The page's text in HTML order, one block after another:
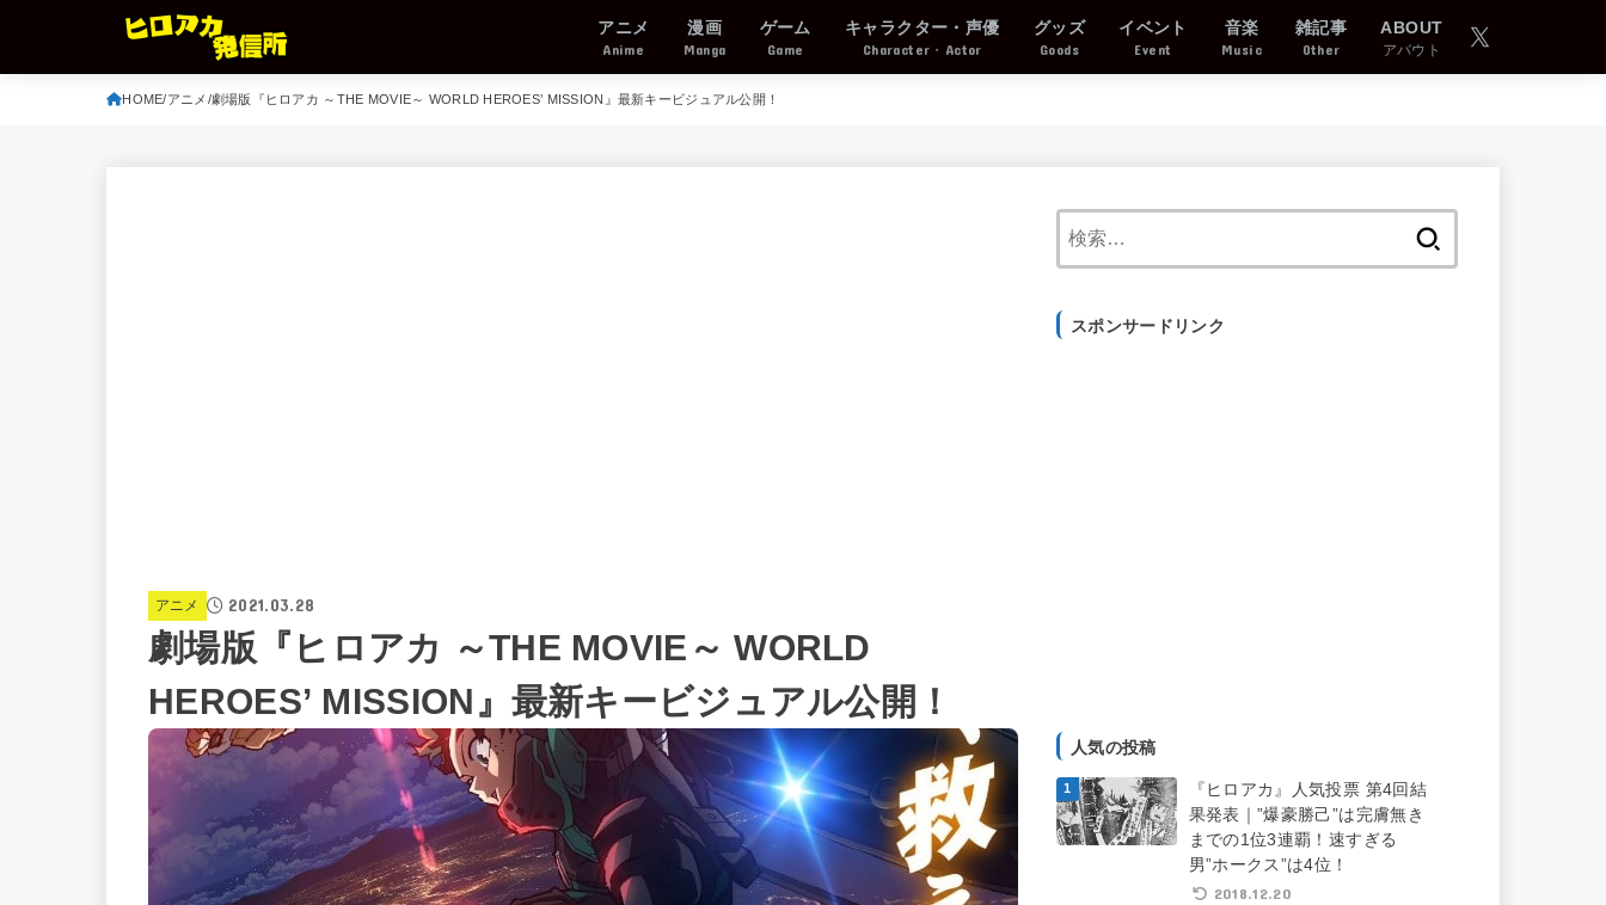
アニメ
Anime
漫画
Manga
ゲーム
Game
キャラクター・声優
Character・Actor
グッズ
Goods
イベント
Event
音楽
Music
雑記事
Other
ABOUT
アバウト
HOME アニメ 劇場版『ヒロアカ ～THE MOVIE～ WORLD HEROES’ MISSION』最新キービジュアル公開！
アニメ 2021.03.28
劇場版『ヒロアカ ～THE MOVIE～ WORLD
HEROES’ MISSION』最新キービジュアル公開！
スポンサードリンク
人気の投稿
『ヒロアカ』人気投票 第4回結
果発表｜”爆豪勝己”は完膚無き
までの1位3連覇！速すぎる
男”ホークス”は4位！
2018.12.20